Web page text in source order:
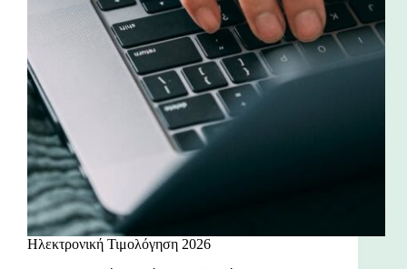
Ηλεκτρονική Τιμολόγηση 2026